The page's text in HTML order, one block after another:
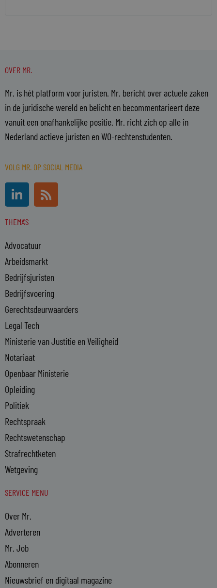
OVER MR.
Mr. is hét platform voor juristen. Mr. bericht over actuele zaken
in de juridische wereld en belicht en becommentarieert deze
vanuit een onafhankelijke positie. Mr. richt zich op alle in
Nederland actieve juristen en WO-rechtenstudenten.
VOLG MR. OP SOCIAL MEDIA
i
k
d
i
n
-
i
n
R
s
THEMA'S
Advocatuur
Arbeidsmarkt
Bedrijfsjuristen
Bedrijfsvoering
Gerechtsdeurwaarders
Legal Tech
Ministerie van Justitie en Veiligheid
Notariaat
Openbaar Ministerie
Opleiding
Politiek
Rechtspraak
Rechtswetenschap
Strafrechtketen
Wetgeving
SERVICE MENU
Over Mr.
Adverteren
Mr. Job
Abonneren
Nieuwsbrief en digitaal magazine